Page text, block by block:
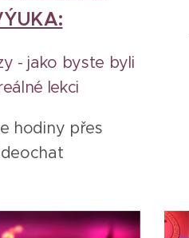
- jako byste byli
lekci
hodiny přes